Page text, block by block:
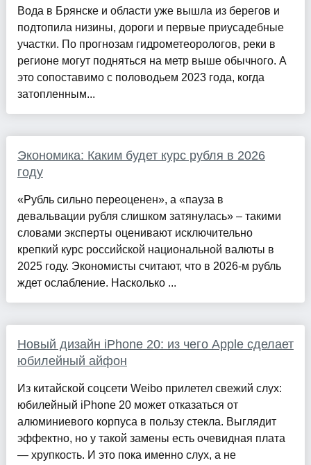
Вода в Брянске и области уже вышла из берегов и
подтопила низины, дороги и первые приусадебные
участки. По прогнозам гидрометеорологов, реки в
регионе могут подняться на метр выше обычного. А
это сопоставимо с половодьем 2023 года, когда
затопленным...
Экономика: Каким будет курс рубля в 2026
году
«Рубль сильно переоценен», а «пауза в
девальвации рубля слишком затянулась» – такими
словами эксперты оценивают исключительно
крепкий курс российской национальной валюты в
2025 году. Экономисты считают, что в 2026-м рубль
ждет ослабление. Насколько ...
Новый дизайн iPhone 20: из чего Apple сделает
юбилейный айфон
Из китайской соцсети Weibo прилетел свежий слух:
юбилейный iPhone 20 может отказаться от
алюминиевого корпуса в пользу стекла. Выглядит
эффектно, но у такой замены есть очевидная плата
— хрупкость. И это пока именно слух, а не